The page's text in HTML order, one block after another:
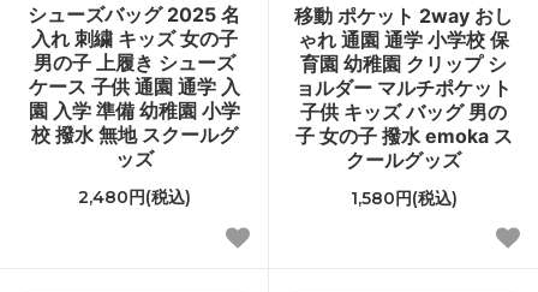
シューズバッグ 2025 名
入れ 刺繍 キッズ 女の子
男の子 上履き シューズ
ケース 子供 通園 通学 入
園 入学 準備 幼稚園 小学
校 撥水 無地 スクールグ
ッズ
2,480円(税込)
移動 ポケット 2way おし
ゃれ 通園 通学 小学校 保
育園 幼稚園 クリップ シ
ョルダー マルチポケット
子供 キッズ バッグ 男の
子 女の子 撥水 emoka ス
クールグッズ
1,580円(税込)